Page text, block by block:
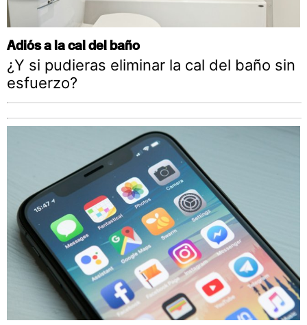
Adiós a la cal del baño
¿Y si pudieras eliminar la cal del baño sin
esfuerzo?